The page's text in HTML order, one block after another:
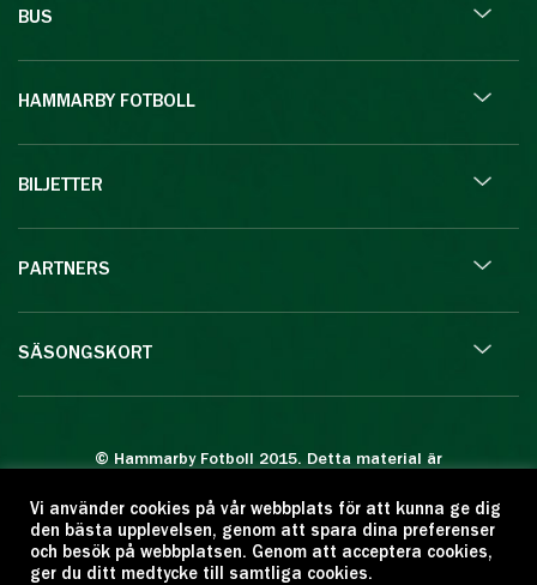
BUS
HAMMARBY FOTBOLL
BILJETTER
PARTNERS
SÄSONGSKORT
© Hammarby Fotboll 2015. Detta material är
Eftertryck eller annan kopiering är förbjuden.
Citera oss gärna men ange källan:
www.hammarbyfotboll.se. Ansvarig utgivare:
Vi använder cookies på vår webbplats för att kunna ge dig
den bästa upplevelsen, genom att spara dina preferenser
och besök på webbplatsen. Genom att acceptera cookies,
ger du ditt medtycke till samtliga cookies.